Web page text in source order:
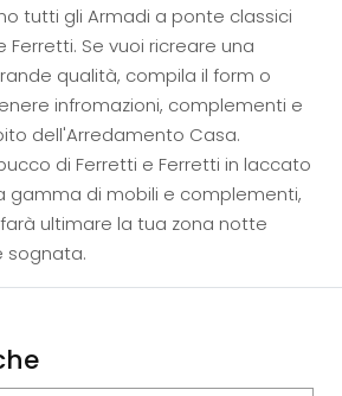
tutti gli Armadi a ponte classici
Ferretti. Se vuoi ricreare una
qualità, compila il form o
infromazioni, complementi e
dell'Arredamento Casa.
di Ferretti e Ferretti in laccato
gamma di mobili e complementi,
ultimare la tua zona notte
sognata.